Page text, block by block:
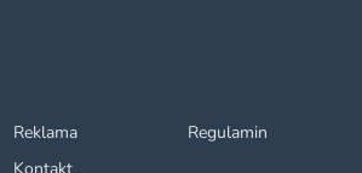
Reklama
Regulamin